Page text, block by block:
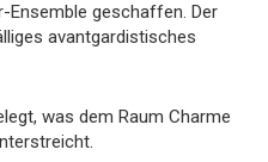
Ensemble geschaffen. Der
avantgardistisches
was dem Raum Charme